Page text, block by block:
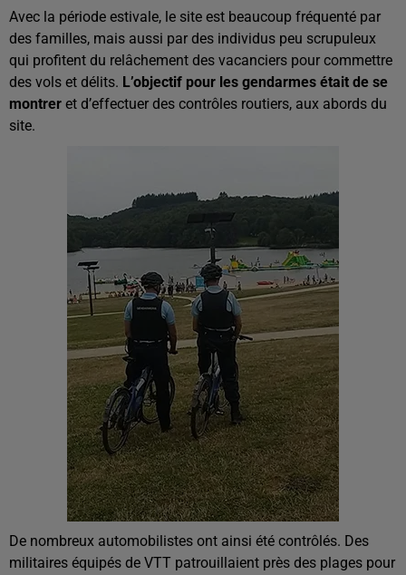
Avec la période estivale, le site est beaucoup fréquenté par
des familles, mais aussi par des individus peu scrupuleux
qui profitent du relâchement des vacanciers pour commettre
des vols et délits. L’objectif pour les gendarmes était de se
montrer et d’effectuer des contrôles routiers, aux abords du
site.
De nombreux automobilistes ont ainsi été contrôlés. Des
militaires équipés de VTT patrouillaient près des plages pour